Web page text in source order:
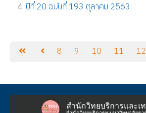
ปีที่ 20 ฉบับที่ 193 ตุลาคม 2563
8 9 10 11 12